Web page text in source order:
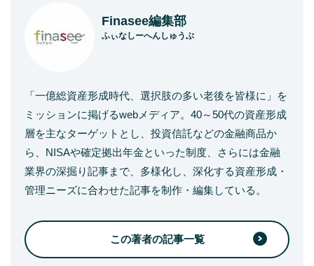
Finasee編集部
ふぃなしーへんしゅうぶ
「一億総資産形成時代、選択肢の多い老後を皆様に」を
ミッションに掲げるwebメディア。40～50代の資産形成
層を主なターゲットとし、投資信託などの金融商品か
ら、NISAや確定拠出年金といった制度、さらには金融
業界の深掘り記事まで、多様化し、深化する資産形成・
管理ニーズに合わせた記事を制作・編集している。
この著者の記事一覧